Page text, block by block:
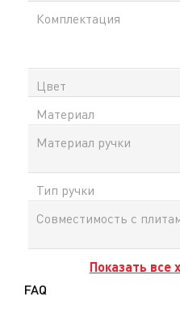
Комплектация
Цвет
Материал
Материал ручки
Тип ручки
Совместимость с
Показать все
FAQ